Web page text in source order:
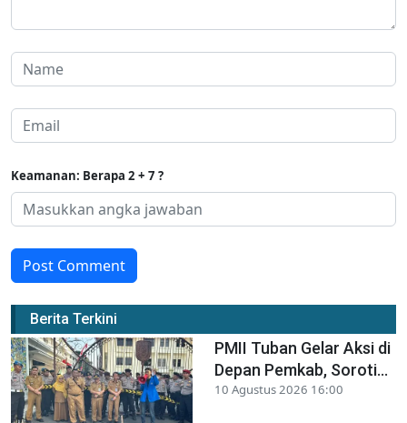
Keamanan: Berapa 2 + 7 ?
Post Comment
Berita Terkini
PMII Tuban Gelar Aksi di
Depan Pemkab, Soroti...
10 Agustus 2026 16:00